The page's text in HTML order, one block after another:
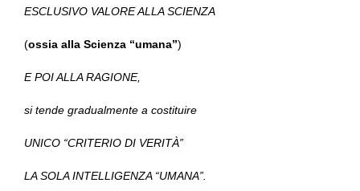
ESCLUSIVO VALORE ALLA SCIENZA
(ossia alla Scienza “umana”)
E POI ALLA RAGIONE,
si tende gradualmente a costituire
UNICO “CRITERIO DI VERITÀ”
LA SOLA INTELLIGENZA “UMANA”.